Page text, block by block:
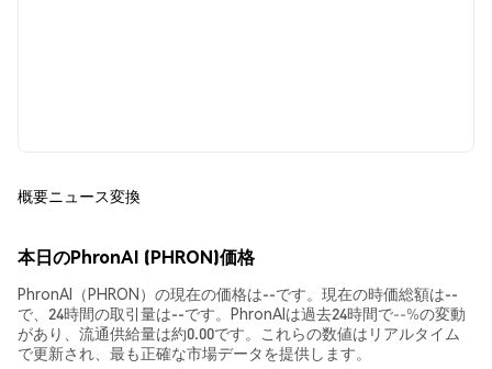
概要ニュース変換
本日のPhronAI (PHRON)価格
PhronAI（PHRON）の現在の価格は--です。現在の時価総額は--
で、24時間の取引量は--です。PhronAIは過去24時間で--%の変動
があり、流通供給量は約0.00です。これらの数値はリアルタイム
で更新され、最も正確な市場データを提供します。